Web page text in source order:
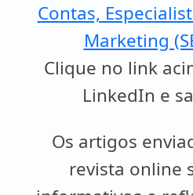
Contas,
Marketing
Clique no link
LinkedIn e
Os artigos
revista online